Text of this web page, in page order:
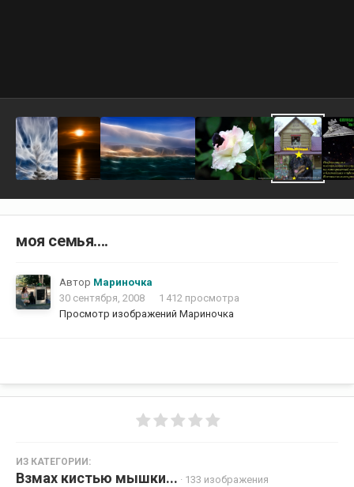
моя семья....
Автор Мариночка
30 сентября, 2008
1 412 просмотра
Просмотр изображений Мариночка
ИЗ КАТЕГОРИИ:
Взмах кистью мышки... · 133 изображения